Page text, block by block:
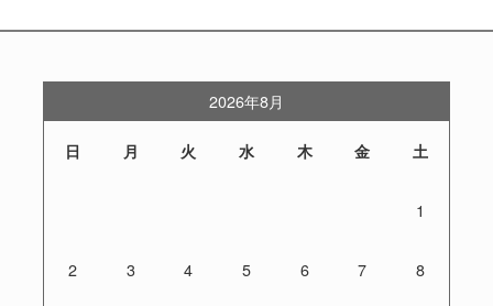
2026年8月
日 月 火 水 木 金 土
1
2 3 4 5 6 7 8